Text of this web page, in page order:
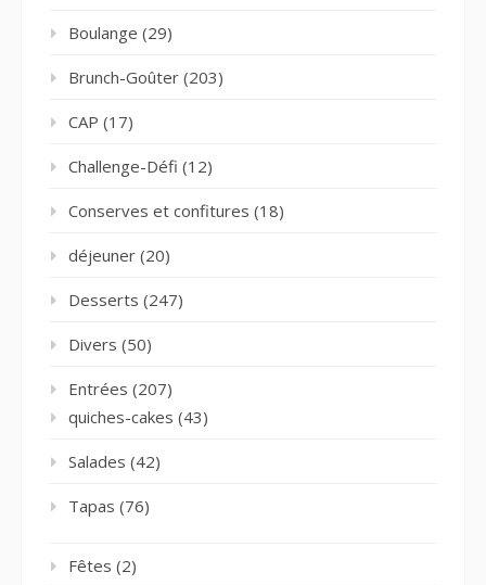
Boulange (29)
Brunch-Goûter (203)
CAP (17)
Challenge-Défi (12)
Conserves et confitures (18)
déjeuner (20)
Desserts (247)
Divers (50)
Entrées (207)
quiches-cakes (43)
Salades (42)
Tapas (76)
Fêtes (2)